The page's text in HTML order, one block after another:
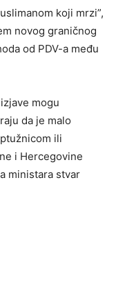
koji mrzi”,
novog graničnog
od PDV-a među
mogu
da je malo
ili
i Hercegovine
ministara stvar